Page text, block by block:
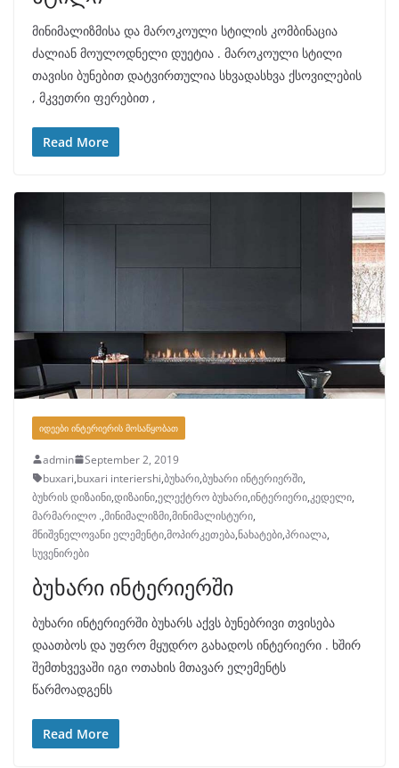
მინიმალიზმისა და მაროკოული სტილის კომბინაცია
ძალიან მოულოდნელი დუეტია . მაროკოული სტილი
თავისი ბუნებით დატვირთულია სხვადასხვა ქსოვილების
, მკვეთრი ფერებით ,
Read More
ᲘᲓᲔᲔᲑᲘ ᲘᲜᲢᲔᲠᲘᲔᲠᲘᲡ ᲛᲝᲡᲐᲬᲧᲝᲑᲐᲗ
admin
September 2, 2019
buxari,buxari interiershi,ბუხარი,ბუხარი ინტერიერში,
ბუხრის დიზაინი,დიზაინი,ელექტრო ბუხარი,ინტერიერი,კედელი,
მარმარილო .,მინიმალიზმი,მინიმალისტური,
მნიშვნელოვანი ელემენტი,მოპირკეთება,ნახატები,პრიალა,
სუვენირები
ბუხარი ინტერიერში
ბუხარი ინტერიერში ბუხარს აქვს ბუნებრივი თვისება
დაათბოს და უფრო მყუდრო გახადოს ინტერიერი . ხშირ
შემთხვევაში იგი ოთახის მთავარ ელემენტს
წარმოადგენს
Read More